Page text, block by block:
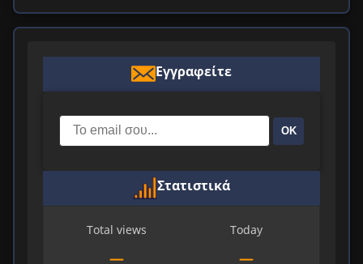
Εγγραφείτε
ΟΚ
Στατιστικά
Total views
—
Today
—